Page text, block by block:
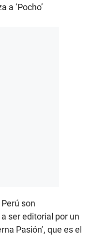
a ‘Pocho’
son
ser editorial por un
Pasión’, que es el